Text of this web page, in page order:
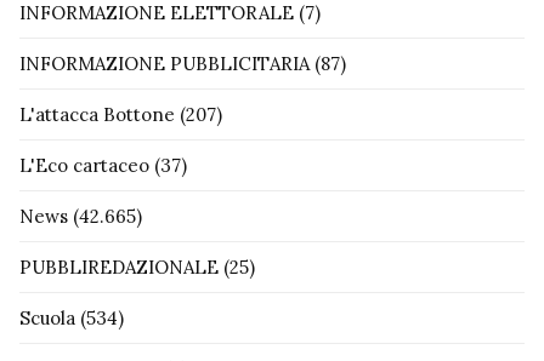
INFORMAZIONE ELETTORALE (7)
INFORMAZIONE PUBBLICITARIA(87)
L'attacca Bottone (207)
L'Eco cartaceo (37)
News (42.665)
PUBBLIREDAZIONALE (25)
Scuola (534)